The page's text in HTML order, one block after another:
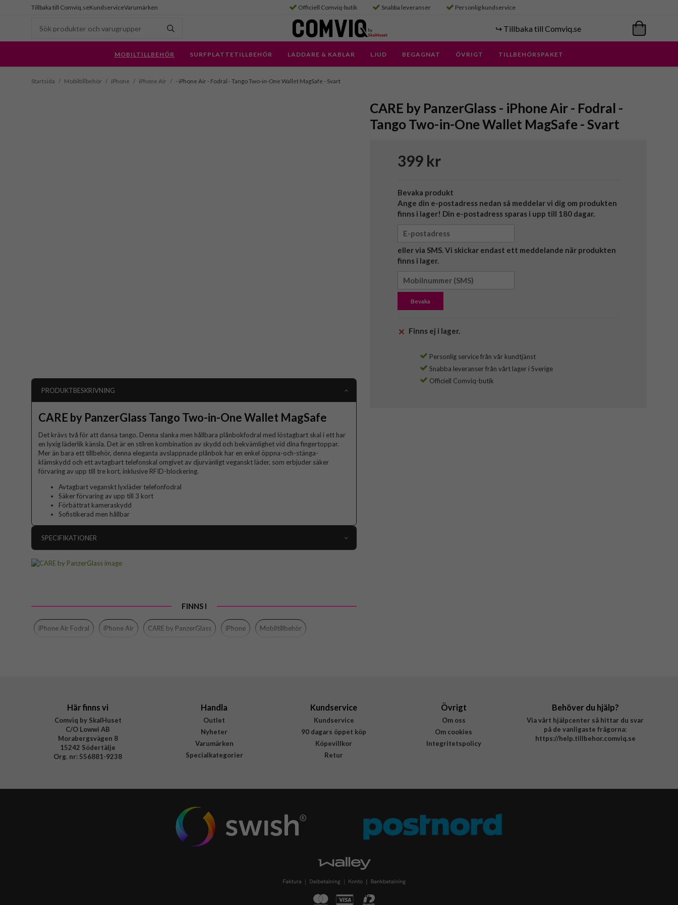
Tillbaka till Comviq.seKundserviceVarumärken Officiell Comviq-butik Snabba leveranser Personlig kundservice
↪️ Tillbaka till Comviq.se
MOBILTILLBEHÖR SURFPLATTETILLBEHÖR LADDARE & KABLAR LJUD BEGAGNAT ÖVRIGT TILLBEHÖRSPAKET
Startsida / Mobiltillbehör / iPhone / iPhone Air / - iPhone Air - Fodral - Tango Two-in-One Wallet MagSafe - Svart
CARE by PanzerGlass - iPhone Air - Fodral -
Tango Two-in-One Wallet MagSafe - Svart
399 kr
Bevaka produkt
Ange din e-postadress nedan så meddelar vi dig om produkten
finns i lager! Din e-postadress sparas i upp till 180 dagar.
eller via SMS. Vi skickar endast ett meddelande när produkten
finns i lager.
Bevaka
Finns ej i lager.
Personlig service från vår kundtjänst
Snabba leveranser från vårt lager i Sverige
Officiell Comviq-butik
PRODUKTBESKRIVNING
CARE by PanzerGlass Tango Two-in-One Wallet MagSafe
Det krävs två för att dansa tango. Denna slanka men hållbara plånbokfodral med löstagbart skal i ett har
en lyxig läderlik känsla. Det är en stilren kombination av skydd och bekvämlighet vid dina fingertoppar.
Mer än bara ett tillbehör, denna eleganta avslappnade plånbok har en enkel öppna-och-stänga-
klämskydd och ett avtagbart telefonskal omgivet av djurvänligt veganskt läder, som erbjuder säker
förvaring av upp till tre kort, inklusive RFID-blockering.
Avtagbart veganskt lyxläder telefonfodral
Säker förvaring av upp till 3 kort
Förbättrat kameraskydd
Sofistikerad men hållbar
SPECIFIKATIONER
Egenskaper
Kortfack, Löstagbart skal, MagSafe-kompatibel
Färg
FINNS I
iPhone Air Fodral iPhone Air CARE by PanzerGlass iPhone Mobiltillbehör
Här finns vi
Comviq by SkalHuset
C/O Lowwi AB
Morabergsvägen 8
15242 Södertälje
Org. nr: 556881-9238
Handla
Outlet
Nyheter
Varumärken
Specialkategorier
Kundservice
Kundservice
90 dagars öppet köp
Köpevillkor
Retur
Övrigt
Om oss
Om cookies
Integritetspolicy
Behöver du hjälp?
Via vårt hjälpcenter så hittar du svar
på de vanligaste frågorna:
https://help.tillbehor.comviq.se